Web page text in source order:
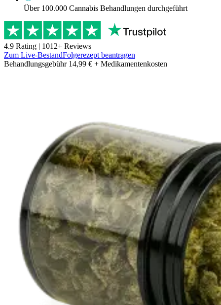
Über 100.000 Cannabis Behandlungen durchgeführt
4.9 Rating | 1012+ Reviews
Zum Live-BestandFolgerezept beantragen
Behandlungsgebühr 14,99 € + Medikamentenkosten